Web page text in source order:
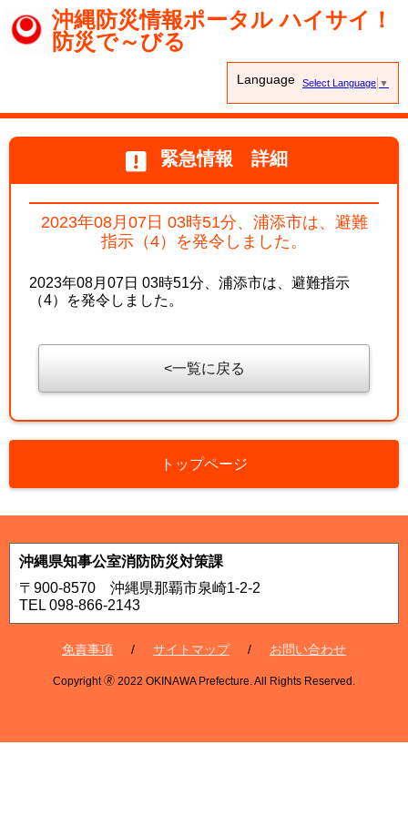
沖縄防災情報ポータル ハイサイ！
防災で～びる
Language Select Language ▼
緊急情報 詳細
2023年08月07日 03時51分、浦添市は、避難
指示（4）を発令しました。
2023年08月07日 03時51分、浦添市は、避難指示
（4）を発令しました。
一覧に戻る
トップページ
沖縄県知事公室消防防災対策課
〒900-8570 沖縄県那覇市泉崎1-2-2
TEL 098-866-2143
免責事項 サイトマップ お問い合わせ
Copyright 🄬 2022 OKINAWA Prefecture. All Rights Reserved.